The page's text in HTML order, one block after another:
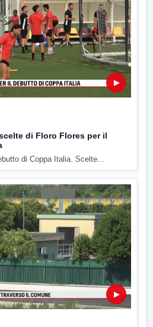
▶
di Floro Flores per il
di Coppa Italia. Scelte...
▶